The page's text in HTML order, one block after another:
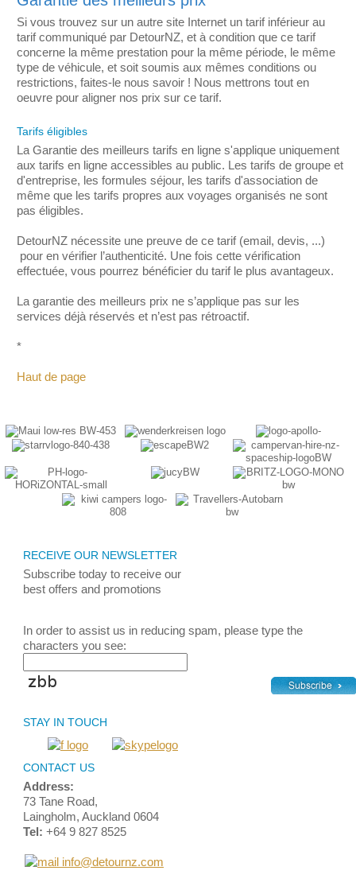
Si vous trouvez sur un autre site Internet un tarif inférieur au
tarif communiqué par DetourNZ, et à condition que ce tarif
concerne la même prestation pour la même période, le même
type de véhicule, et soit soumis aux mêmes conditions ou
restrictions, faites-le nous savoir ! Nous mettrons tout en
oeuvre pour aligner nos prix sur ce tarif.
Tarifs éligibles
La Garantie des meilleurs tarifs en ligne s'applique uniquement
aux tarifs en ligne accessibles au public. Les tarifs de groupe et
d'entreprise, les formules séjour, les tarifs d'association de
même que les tarifs propres aux voyages organisés ne sont
pas éligibles.
DetourNZ nécessite une preuve de ce tarif (email, devis, ...)
pour en vérifier l’authenticité. Une fois cette vérification
effectuée, vous pourrez bénéficier du tarif le plus avantageux.
La garantie des meilleurs prix ne s’applique pas sur les
services déjà réservés et n’est pas rétroactif.
*
Haut de page
RECEIVE OUR NEWSLETTER
Subscribe today to receive our
best offers and promotions
In order to assist us in reducing spam, please type the
characters you see:
STAY IN TOUCH
CONTACT US
Address:
73 Tane Road,
Laingholm, Auckland 0604
Tel: +64 9 827 8525
info@detournz.com